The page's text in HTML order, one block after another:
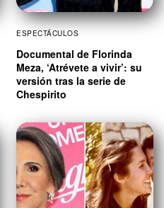
ESPECTÁCULOS
Documental de Florinda
Meza, ‘Atrévete a vivir’: su
versión tras la serie de
Chespirito